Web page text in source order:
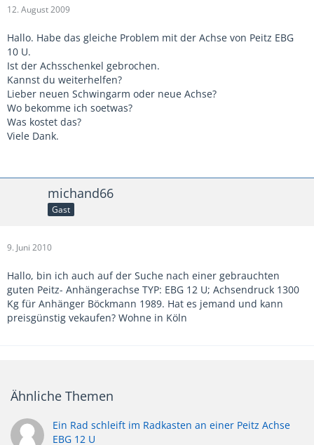
12. August 2009
Hallo. Habe das gleiche Problem mit der Achse von Peitz EBG
10 U.
Ist der Achsschenkel gebrochen.
Kannst du weiterhelfen?
Lieber neuen Schwingarm oder neue Achse?
Wo bekomme ich soetwas?
Was kostet das?
Viele Dank.
michand66
Gast
9. Juni 2010
Hallo, bin ich auch auf der Suche nach einer gebrauchten
guten Peitz- Anhängerachse TYP: EBG 12 U; Achsendruck 1300
Kg für Anhänger Böckmann 1989. Hat es jemand und kann
preisgünstig vekaufen? Wohne in Köln
Ähnliche Themen
Ein Rad schleift im Radkasten an einer Peitz Achse
EBG 12 U